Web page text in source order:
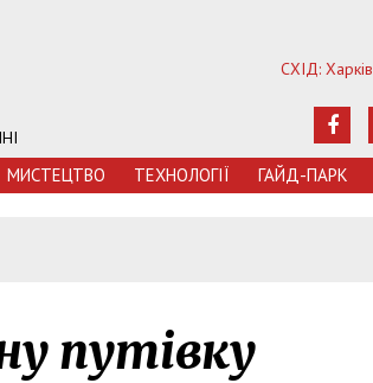
СХІД: Харків
МИСТЕЦТВО ТЕХНОЛОГIЇ ГАЙД-ПАРК
путівку